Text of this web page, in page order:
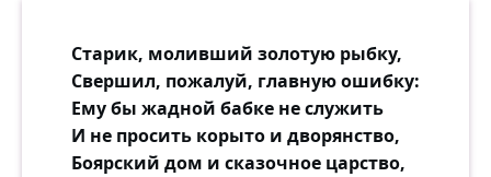
Старик, моливший золотую рыбку,
Свершил, пожалуй, главную ошибку:
Ему бы жадной бабке не служить
И не просить корыто и дворянство,
Боярский дом и сказочное царство,